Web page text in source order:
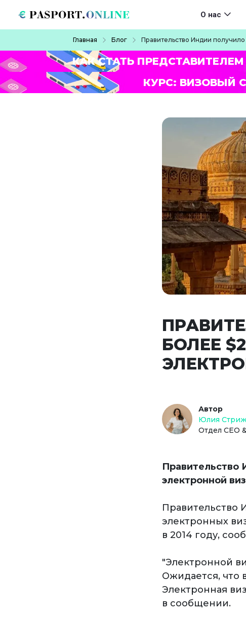
Main navigation
О нас
Главная Блог Правительство Индии
КАК СТАТЬ
КУРС: ВИЗОВЫЙ
БОЛЕЕ
Автор
Юлия
Отдел СЕО
Правительство
электронной
Правительство
электронных
в 2014 году,
"Электронной
Ожидается, что
Электронная
в сообщении.